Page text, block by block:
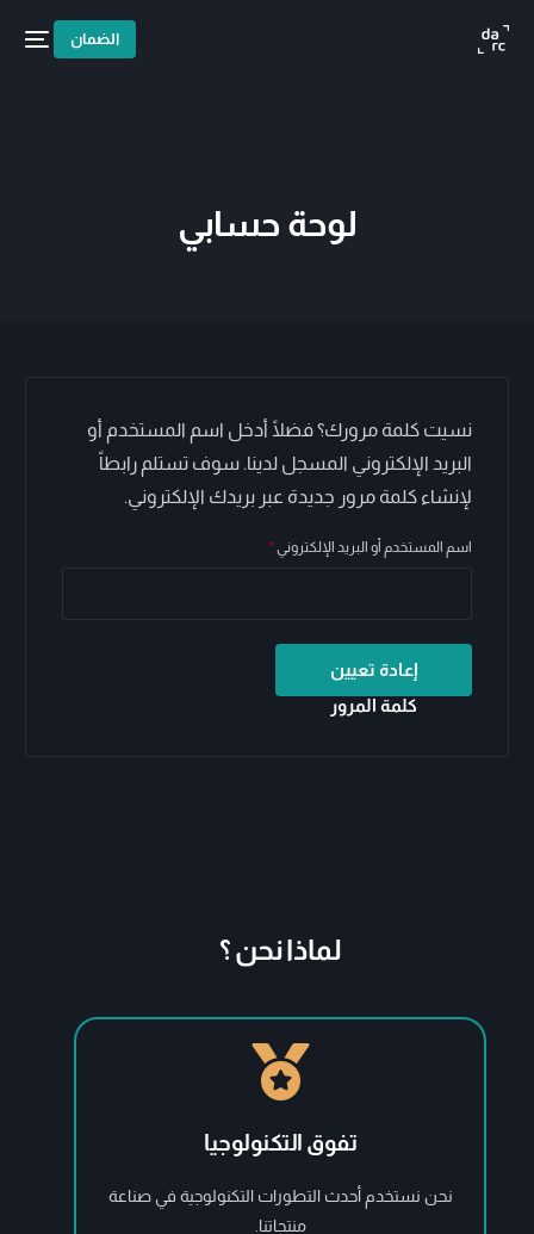
الضمان
لوحة حسابي
نسيت كلمة مرورك؟ فضلًا أدخل اسم المستخدم أو
البريد الإلكتروني المسجل لدينا. سوف تستلم رابطاً
لإنشاء كلمة مرور جديدة عبر بريدك الإلكتروني.
اسم المستخدم أو البريد الإلكتروني *
إعادة تعيين
كلمة المرور
لماذا نحن ؟
تفوق التكنولوجيا
نحن نستخدم أحدث التطورات التكنولوجية في صناعة
منتجاتنا.